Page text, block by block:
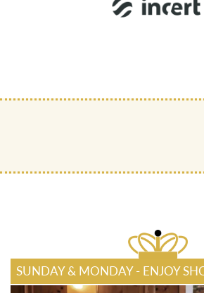
SUNDAY & MONDAY - ENJOY